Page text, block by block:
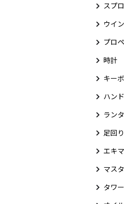
スプ
ウイ
プロ
時計
キー
ハン
ラン
足回り
エキ
マス
タワ